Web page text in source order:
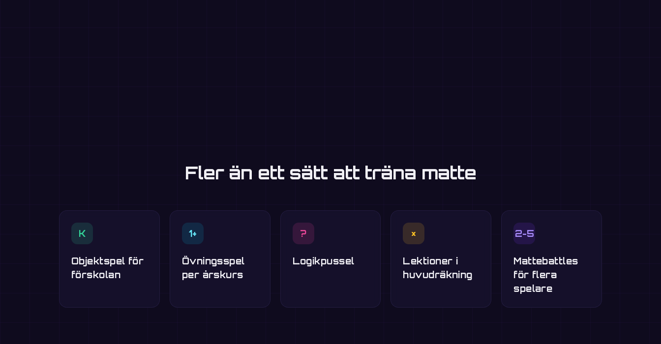
Fler än ett sätt att träna matte
K
Objektspel för
förskolan
1+
Övningsspel
per årskurs
?
Logikpussel
×
Lektioner i
huvudräkning
2-5
Mattebattles
för flera
spelare